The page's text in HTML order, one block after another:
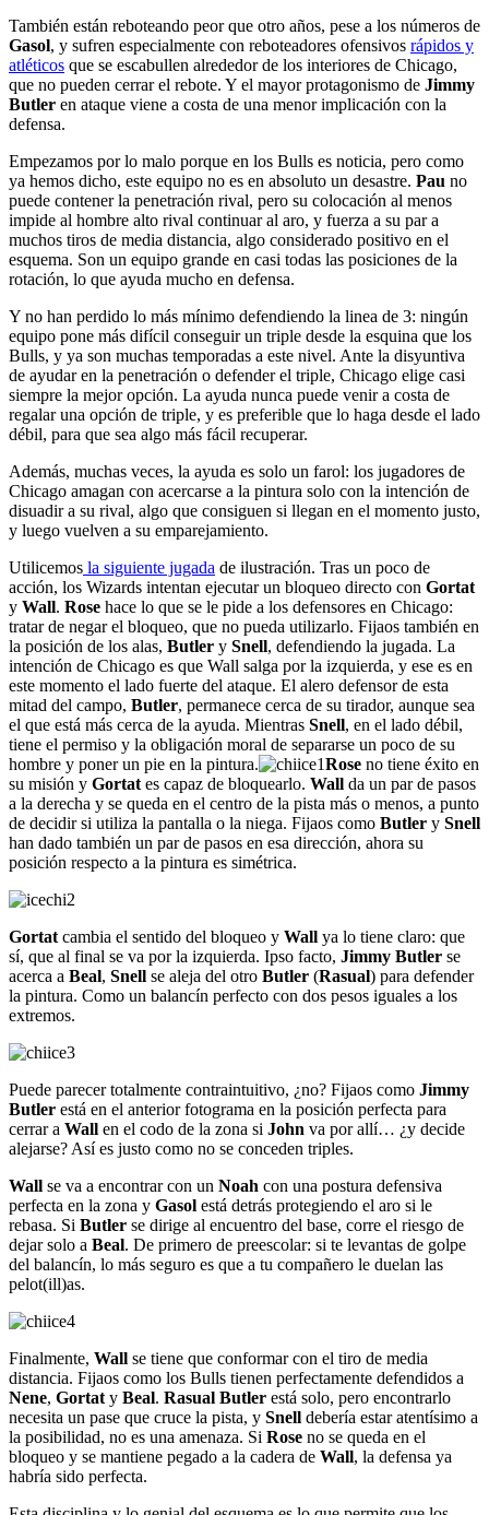
También están reboteando peor que otro años, pese a los números de
Gasol, y sufren especialmente con reboteadores ofensivos rápidos y
atléticos que se escabullen alrededor de los interiores de Chicago,
que no pueden cerrar el rebote. Y el mayor protagonismo de Jimmy
Butler en ataque viene a costa de una menor implicación con la
defensa.
Empezamos por lo malo porque en los Bulls es noticia, pero como
ya hemos dicho, este equipo no es en absoluto un desastre. Pau no
puede contener la penetración rival, pero su colocación al menos
impide al hombre alto rival continuar al aro, y fuerza a su par a
muchos tiros de media distancia, algo considerado positivo en el
esquema. Son un equipo grande en casi todas las posiciones de la
rotación, lo que ayuda mucho en defensa.
Y no han perdido lo más mínimo defendiendo la linea de 3: ningún
equipo pone más difícil conseguir un triple desde la esquina que los
Bulls, y ya son muchas temporadas a este nivel. Ante la disyuntiva
de ayudar en la penetración o defender el triple, Chicago elige casi
siempre la mejor opción. La ayuda nunca puede venir a costa de
regalar una opción de triple, y es preferible que lo haga desde el lado
débil, para que sea algo más fácil recuperar.
Además, muchas veces, la ayuda es solo un farol: los jugadores de
Chicago amagan con acercarse a la pintura solo con la intención de
disuadir a su rival, algo que consiguen si llegan en el momento justo,
y luego vuelven a su emparejamiento.
Utilicemos la siguiente jugada de ilustración. Tras un poco de
acción, los Wizards intentan ejecutar un bloqueo directo con Gortat
y Wall. Rose hace lo que se le pide a los defensores en Chicago:
tratar de negar el bloqueo, que no pueda utilizarlo. Fijaos también en
la posición de los alas, Butler y Snell, defendiendo la jugada. La
intención de Chicago es que Wall salga por la izquierda, y ese es en
este momento el lado fuerte del ataque. El alero defensor de esta
mitad del campo, Butler, permanece cerca de su tirador, aunque sea
el que está más cerca de la ayuda. Mientras Snell, en el lado débil,
tiene el permiso y la obligación moral de separarse un poco de su
hombre y poner un pie en la pintura.
Rose no tiene éxito en
su misión y Gortat es capaz de bloquearlo. Wall da un par de pasos
a la derecha y se queda en el centro de la pista más o menos, a punto
de decidir si utiliza la pantalla o la niega. Fijaos como Butler y Snell
han dado también un par de pasos en esa dirección, ahora su
posición respecto a la pintura es simétrica.
Gortat cambia el sentido del bloqueo y Wall ya lo tiene claro: que
sí, que al final se va por la izquierda. Ipso facto, Jimmy Butler se
acerca a Beal, Snell se aleja del otro Butler (Rasual) para defender
la pintura. Como un balancín perfecto con dos pesos iguales a los
extremos.
Puede parecer totalmente contraintuitivo, ¿no? Fijaos como Jimmy
Butler está en el anterior fotograma en la posición perfecta para
cerrar a Wall en el codo de la zona si John va por allí… ¿y decide
alejarse? Así es justo como no se conceden triples.
Wall se va a encontrar con un Noah con una postura defensiva
perfecta en la zona y Gasol está detrás protegiendo el aro si le
rebasa. Si Butler se dirige al encuentro del base, corre el riesgo de
dejar solo a Beal. De primero de preescolar: si te levantas de golpe
del balancín, lo más seguro es que a tu compañero le duelan las
pelot(ill)as.
Finalmente, Wall se tiene que conformar con el tiro de media
distancia. Fijaos como los Bulls tienen perfectamente defendidos a
Nene, Gortat y Beal. Rasual Butler está solo, pero encontrarlo
necesita un pase que cruce la pista, y Snell debería estar atentísimo a
la posibilidad, no es una amenaza. Si Rose no se queda en el
bloqueo y se mantiene pegado a la cadera de Wall, la defensa ya
habría sido perfecta.